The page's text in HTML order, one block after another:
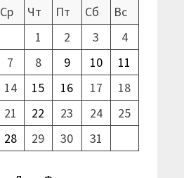
Ср Чт Пт Сб
Вс
1
2 3
4
7 8 9 10
11
14 15 16 17
18
21 22 23 24
25
28 29 30 31